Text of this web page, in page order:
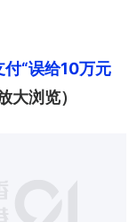
付“误给10万元
大浏览）